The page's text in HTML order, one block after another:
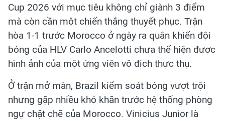
Cup 2026 với mục tiêu không chỉ giành 3 điểm
mà còn cần một chiến thắng thuyết phục. Trận
hòa 1-1 trước Morocco ở ngày ra quân khiến đội
bóng của HLV Carlo Ancelotti chưa thể hiện được
hình ảnh của một ứng viên vô địch thực thụ.
Ở trận mở màn, Brazil kiểm soát bóng vượt trội
nhưng gặp nhiều khó khăn trước hệ thống phòng
ngự chặt chẽ của Morocco. Vinicius Junior là